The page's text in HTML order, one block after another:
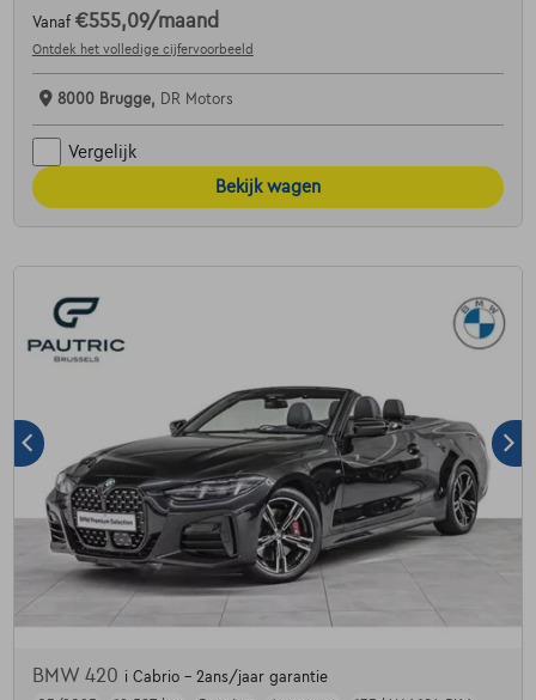
Vanaf €555,09/maand
Ontdek het volledige cijfervoorbeeld
8000 Brugge, DR Motors
Vergelijk
Bekijk wagen
BMW 420 i Cabrio - 2ans/jaar garantie